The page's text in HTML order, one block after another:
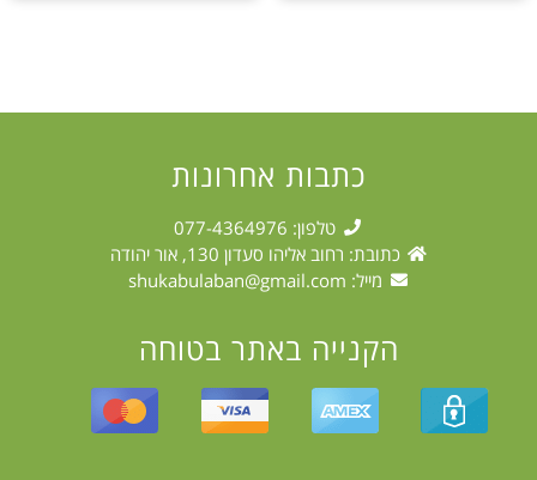
כתבות אחרונות
טלפון: 077-4364976
כתובת: רחוב אליהו סעדון 130, אור יהודה
מייל: shukabulaban@gmail.com
הקנייה באתר בטוחה